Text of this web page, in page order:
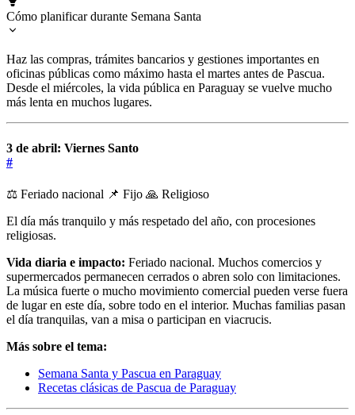
Cómo planificar durante Semana Santa
Haz las compras, trámites bancarios y gestiones importantes en
oficinas públicas como máximo hasta el martes antes de Pascua.
Desde el miércoles, la vida pública en Paraguay se vuelve mucho
más lenta en muchos lugares.
3 de abril: Viernes Santo
#
⚖️ Feriado nacional 📌 Fijo 🙏 Religioso
El día más tranquilo y más respetado del año, con procesiones
religiosas.
Vida diaria e impacto: Feriado nacional. Muchos comercios y
supermercados permanecen cerrados o abren solo con limitaciones.
La música fuerte o mucho movimiento comercial pueden verse fuera
de lugar en este día, sobre todo en el interior. Muchas familias pasan
el día tranquilas, van a misa o participan en viacrucis.
Más sobre el tema:
Semana Santa y Pascua en Paraguay
Recetas clásicas de Pascua de Paraguay